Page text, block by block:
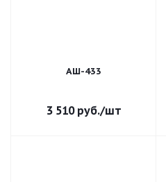
АШ-433
3 510руб./шт